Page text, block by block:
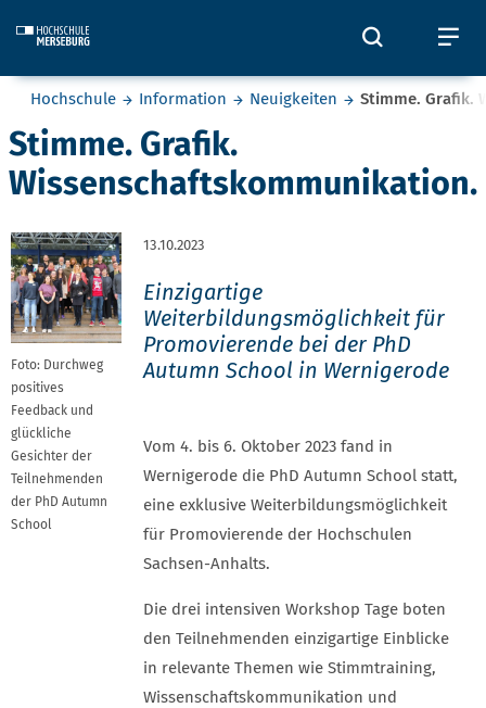
Öffnet
Sie befinden sich hier:
Hochschule Information Neuigkeiten Stimme. Grafik.
Stimme. Grafik.
Wissenschaftskommunikation.
Foto: Durchweg
positives
Feedback und
glückliche
Gesichter der
Teilnehmenden
der PhD Autumn
School
13.10.2023
Einzigartige
Weiterbildungsmöglichkeit für
Promovierende bei der PhD
Autumn School in Wernigerode
Vom 4. bis 6. Oktober 2023 fand in
Wernigerode die PhD Autumn School statt,
eine exklusive Weiterbildungsmöglichkeit
für Promovierende der Hochschulen
Sachsen-Anhalts.
Die drei intensiven Workshop Tage boten
den Teilnehmenden einzigartige Einblicke
in relevante Themen wie Stimmtraining,
Wissenschaftskommunikation und